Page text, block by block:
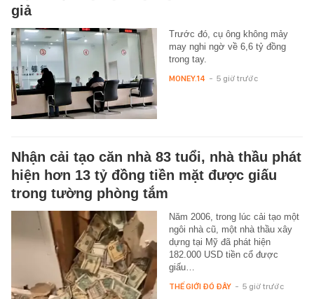
giả
Trước đó, cụ ông không mảy
may nghi ngờ về 6,6 tỷ đồng
trong tay.
MONEY.14 - 5 giờ trước
Nhận cải tạo căn nhà 83 tuổi, nhà thầu phát
hiện hơn 13 tỷ đồng tiền mặt được giấu
trong tường phòng tắm
Năm 2006, trong lúc cải tạo một
ngôi nhà cũ, một nhà thầu xây
dựng tại Mỹ đã phát hiện
182.000 USD tiền cổ được
giấu…
THẾ GIỚI ĐÓ ĐÂY - 5 giờ trước